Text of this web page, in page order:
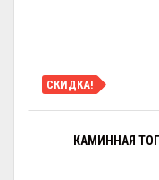
СКИДКА!
КАМИННАЯ